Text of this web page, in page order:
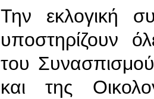
Την εκλογική
υποστηρίζουν
του
και της